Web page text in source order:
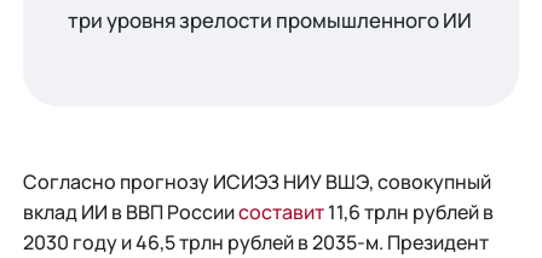
три уровня зрелости промышленного ИИ
Согласно прогнозу ИСИЭЗ НИУ ВШЭ, совокупный
вклад ИИ в ВВП Россиисоставит11,6 трлн рублей в
2030 году и 46,5 трлн рублей в 2035-м. Президент